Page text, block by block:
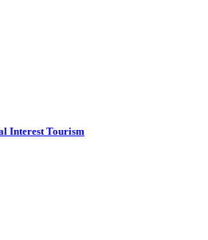
Interest Tourism